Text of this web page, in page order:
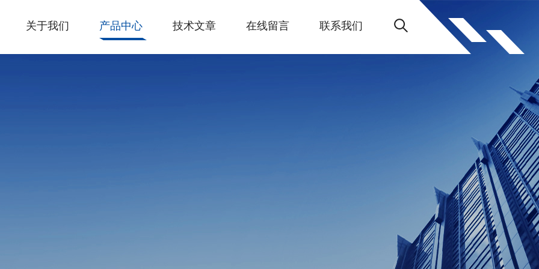
关于我们 产品中心 技术文章 在线留言 联系我们